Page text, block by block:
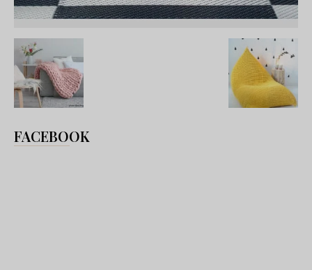
FACEBOOK